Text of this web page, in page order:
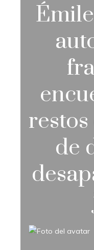
de